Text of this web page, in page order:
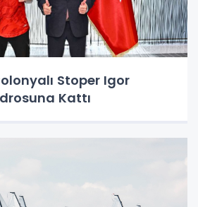
Stoper Igor
Kattı